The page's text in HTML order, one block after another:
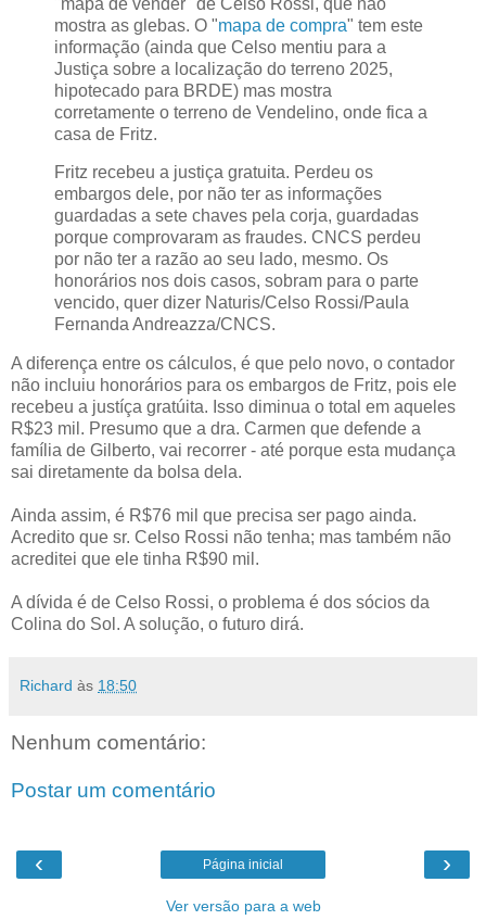
mostra as glebas. O "mapa de compra" tem este
informação (ainda que Celso mentiu para a
Justiça sobre a localização do terreno 2025,
hipotecado para BRDE) mas mostra
corretamente o terreno de Vendelino, onde fica a
casa de Fritz.
Fritz recebeu a justiça gratuita. Perdeu os
embargos dele, por não ter as informações
guardadas a sete chaves pela corja, guardadas
porque comprovaram as fraudes. CNCS perdeu
por não ter a razão ao seu lado, mesmo. Os
honorários nos dois casos, sobram para o parte
vencido, quer dizer Naturis/Celso Rossi/Paula
Fernanda Andreazza/CNCS.
A diferença entre os cálculos, é que pelo novo, o contador
não incluiu honorários para os embargos de Fritz, pois ele
recebeu a justíça gratúita. Isso diminua o total em aqueles
R$23 mil. Presumo que a dra. Carmen que defende a
família de Gilberto, vai recorrer - até porque esta mudança
sai diretamente da bolsa dela.
Ainda assim, é R$76 mil que precisa ser pago ainda.
Acredito que sr. Celso Rossi não tenha; mas também não
acreditei que ele tinha R$90 mil.
A dívida é de Celso Rossi, o problema é dos sócios da
Colina do Sol. A solução, o futuro dirá.
Richard às 18:50
Nenhum comentário:
Postar um comentário
‹ ›
Página inicial
Ver versão para a web